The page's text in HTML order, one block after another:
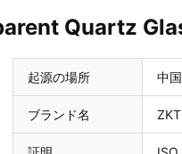
Quartz
起源の場所 中
ブランド名